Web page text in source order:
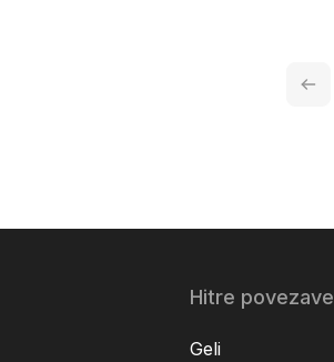
Hitre povezave
Geli